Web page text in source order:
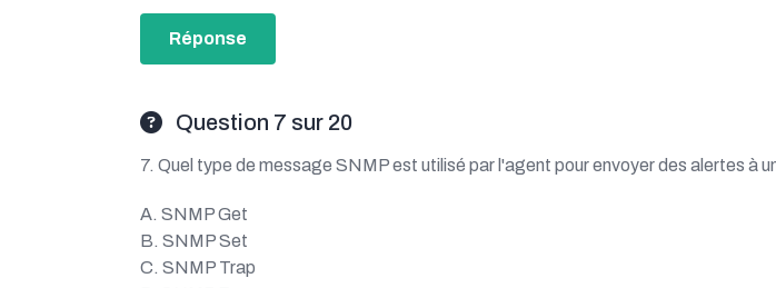
Réponse
Question 7 sur 20
7. Quel type de message SNMP est utilisé par l'agent pour envoyer des alertes à
A. SNMP Get
B. SNMP Set
C. SNMP Trap